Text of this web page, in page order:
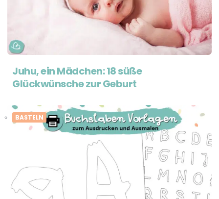
Juhu, ein Mädchen: 18 süße
Glückwünsche zur Geburt
BASTELN